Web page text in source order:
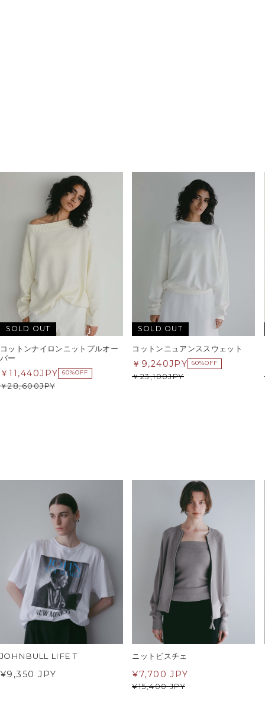
SOLD OUT
コットンナイロンニットプルオー
バー
11,440JPY 60%OFF
28,600JPY
SOLD OUT
コットンニュアンススウェット
9,240JPY 60%OFF
23,100JPY
JOHNBULL LIFE T
¥9,350 JPY
ニットビスチェ
¥15,400 JPY
¥7,700 JPY